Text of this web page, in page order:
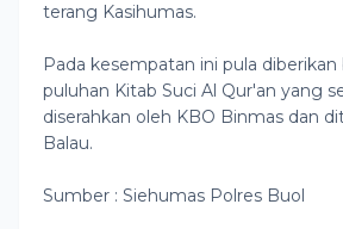
terang Kasihumas.
Pada kesempatan ini pula
puluhan Kitab Suci Al Qur'an yang
diserahkan oleh KBO Binmas dan
Balau.
Sumber : Siehumas Polres Buol